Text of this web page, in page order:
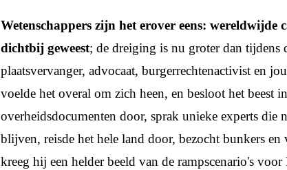
Wetenschappers zijn het erover eens: wereldwijde
dichtbij geweest; de dreiging is nu groter dan tijdens
plaatsvervanger, advocaat, burgerrechtenactivist en
voelde het overal om zich heen, en besloot het beest
overheidsdocumenten door, sprak unieke experts die
blijven, reisde het hele land door, bezocht bunkers
kreeg hij een helder beeld van de rampscenario's